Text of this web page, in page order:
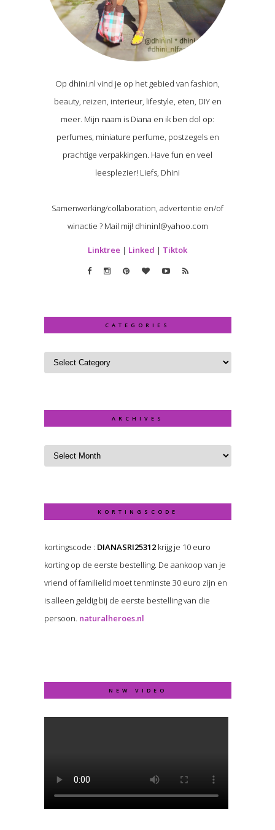
Op dhini.nl vind je op het gebied van fashion,
beauty, reizen, interieur, lifestyle, eten, DIY en
meer. Mijn naam is Diana en ik ben dol op:
perfumes, miniature perfume, postzegels en
prachtige verpakkingen. Have fun en veel
leesplezier! Liefs, Dhini
Samenwerking/collaboration, advertentie en/of
winactie ? Mail mij! dhininl@yahoo.com
Linktree | Linked | Tiktok
CATEGORIES
ARCHIVES
KORTINGSCODE
kortingscode : DIANASRI25312krijg je 10 euro
korting op de eerste bestelling. De aankoop van je
vriend of familielid moet tenminste 30 euro zijn en
is alleen geldig bij de eerste bestelling van die
persoon. naturalheroes.nl
NEW VIDEO